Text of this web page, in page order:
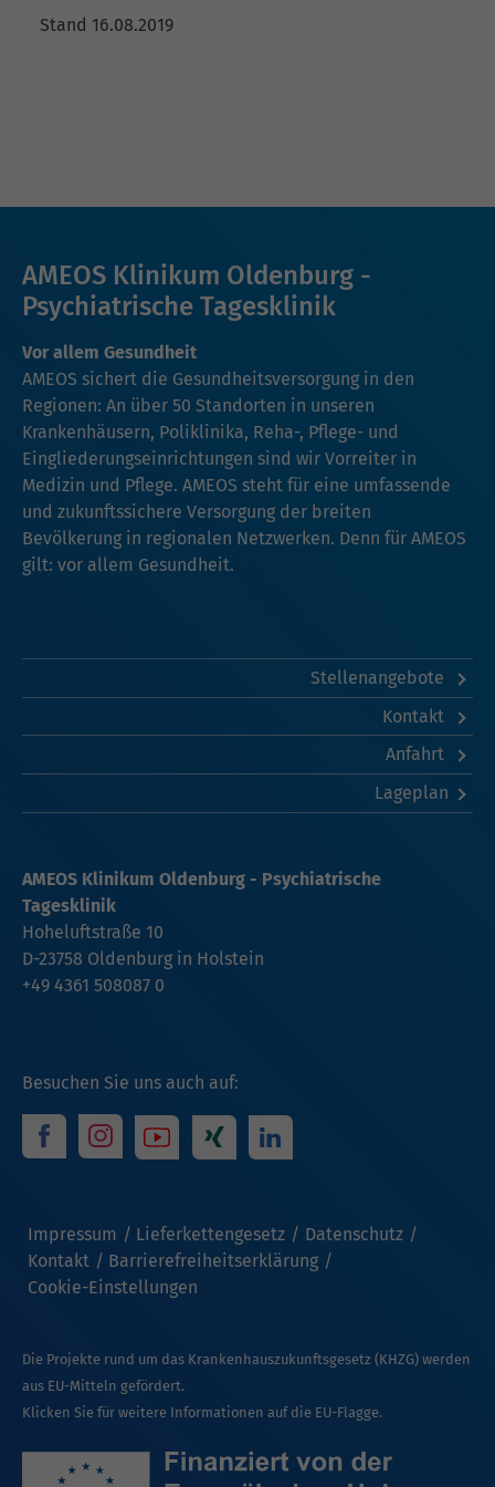
Stand 16.08.2019
AMEOS Klinikum Oldenburg -
Psychiatrische Tagesklinik
Vor allem Gesundheit
AMEOS sichert die Gesundheitsversorgung in den
Regionen: An über 50 Standorten in unseren
Krankenhäusern, Poliklinika, Reha-, Pflege- und
Eingliederungseinrichtungen sind wir Vorreiter in
Medizin und Pflege. AMEOS steht für eine umfassende
und zukunftssichere Versorgung der breiten
Bevölkerung in regionalen Netzwerken. Denn für AMEOS
gilt: vor allem Gesundheit.
Stellenangebote
Kontakt
Anfahrt
Lageplan
Besuchen Sie uns auch auf:
Impressum Lieferkettengesetz
Datenschutz
Kontakt
Barrierefreiheitserklärung
Cookie-Einstellungen
AMEOS Klinikum Oldenburg - Psychiatrische
Tagesklinik
Hoheluftstraße 10
D-23758 Oldenburg in Holstein
+49 4361 508087 0
Die Projekte rund um das Krankenhauszukunftsgesetz (KHZG) werden
aus EU-Mitteln gefördert.
Klicken Sie für weitere Informationen auf die EU-Flagge.